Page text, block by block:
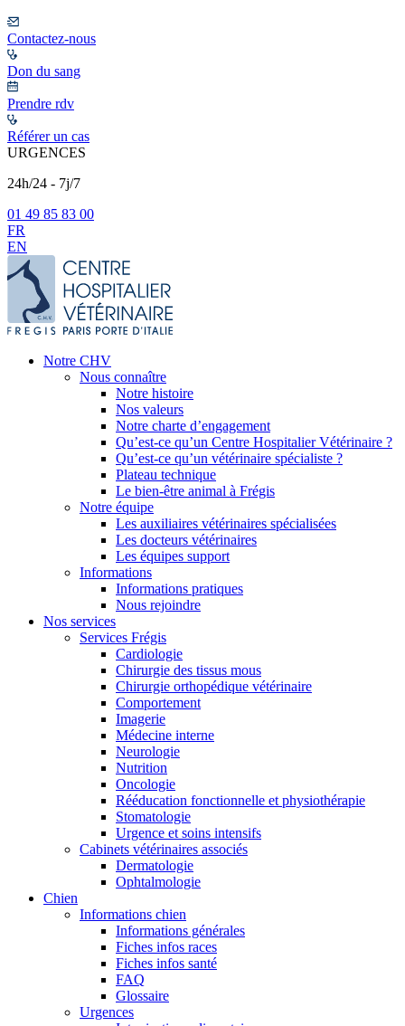
Contactez-nous
Don du sang
Prendre rdv
Référer un cas
URGENCES
24h/24 - 7j/7
01 49 85 83 00
FR
EN
Notre CHV
Nous connaître
Notre histoire
Nos valeurs
Notre charte d’engagement
Qu’est-ce qu’un Centre Hospitalier Vétérinaire ?
Qu’est-ce qu’un vétérinaire spécialiste ?
Plateau technique
Le bien-être animal à Frégis
Notre équipe
Les auxiliaires vétérinaires spécialisées
Les docteurs vétérinaires
Les équipes support
Informations
Informations pratiques
Nous rejoindre
Nos services
Services Frégis
Cardiologie
Chirurgie des tissus mous
Chirurgie orthopédique vétérinaire
Comportement
Imagerie
Médecine interne
Neurologie
Nutrition
Oncologie
Rééducation fonctionnelle et physiothérapie
Stomatologie
Urgence et soins intensifs
Cabinets vétérinaires associés
Dermatologie
Ophtalmologie
Chien
Informations chien
Informations générales
Fiches infos races
Fiches infos santé
FAQ
Glossaire
Urgences